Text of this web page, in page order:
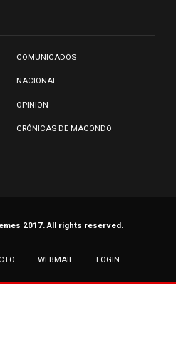
COMUNICADOS
NACIONAL
OPINION
CRÓNICAS DE MACONDO
2017. All rights reserved.
WEBMAIL LOGIN